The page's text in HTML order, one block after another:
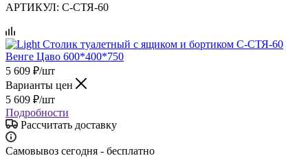
АРТИКУЛ: С-СТЯ-60
5 609 ₽/шт
Варианты цен
5 609 ₽/шт
Подробности
Рассчитать доставку
Самовывоз сегодня - бесплатно